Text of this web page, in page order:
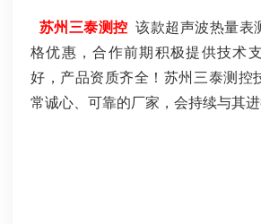
苏州三泰测控 该款超声波热量表
格优惠，合作前期积极提供技术
好，产品资质齐全！苏州三泰测控
常诚心、可靠的厂家，会持续与其进